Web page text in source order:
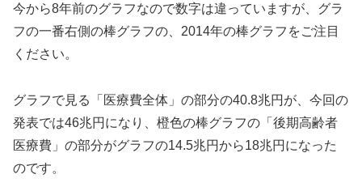
今から8年前のグラフなので数字は違っていますが、グラ
フの一番右側の棒グラフの、2014年の棒グラフをご注目
ください。
グラフで見る「医療費全体」の部分の40.8兆円が、今回の
発表では46兆円になり、橙色の棒グラフの「後期高齢者
医療費」の部分がグラフの14.5兆円から18兆円になった
のです。